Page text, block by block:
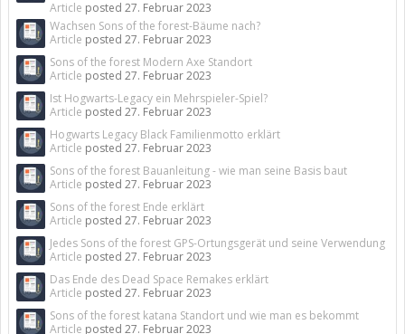
Article posted 27. Februar 2023
Wachsen Sons of the forest-Bäume nach?
Article posted 27. Februar 2023
Sons of the forest Modern Axe Standort
Article posted 27. Februar 2023
Ist Hogwarts-Legacy ein Mehrspieler-Spiel?
Article posted 27. Februar 2023
Hogwarts Legacy Black Familienmotto erklärt
Article posted 27. Februar 2023
Sons of the forest Bauanleitung - wie man seine Basis baut
Article posted 27. Februar 2023
Sons of the forest Ende erklärt
Article posted 27. Februar 2023
Jedes Sons of the forest GPS-Ortungsgerät und seine Verwendung
Article posted 27. Februar 2023
Das Ende des Dead Space Remakes erklärt
Article posted 27. Februar 2023
Sons of the forest katana Standort und wie man es bekommt
Article posted 27. Februar 2023